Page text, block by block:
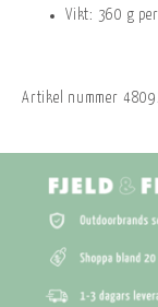
Vikt: 360 g
Artikel nummer